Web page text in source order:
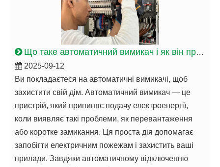
Що таке автоматичний вимикач і як він працює
2025-09-12
Ви покладаєтеся на автоматичні вимикачі, щоб
захистити свій дім. Автоматичний вимикач — це
пристрій, який припиняє подачу електроенергії,
коли виявляє такі проблеми, як перевантаження
або коротке замикання. Ця проста дія допомагає
запобігти електричним пожежам і захистить ваші
прилади. Завдяки автоматичному відключенню